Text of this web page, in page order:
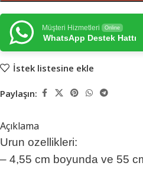
Müşteri Hizmetleri Online
WhatsApp Destek Hattı
İstek listesine ekle
Paylaşın:
Açıklama
Urun ozellikleri:
– 4,55 cm boyunda ve 55